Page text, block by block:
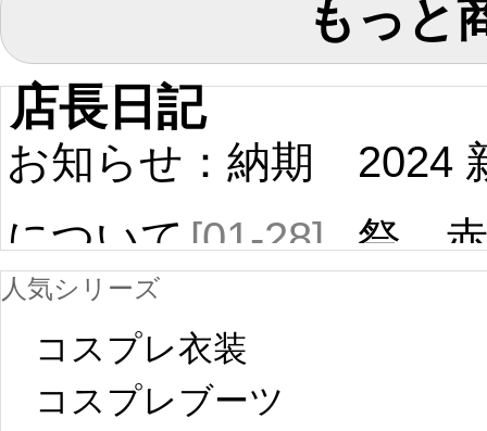
もっと
店長日記
お知らせ：納期
について[01-28]
中国旧正月の影
響で2024年2月5
2024
祭 赤
人気シリーズ
コスプレ衣装
コスプレブーツ